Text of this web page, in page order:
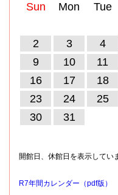
Sun Mon Tue
2
3 4
9
10 11
16
17 18
23
24 25
30
31
開館日、休館日を表示してい
R7年間カレンダー（pdf版）